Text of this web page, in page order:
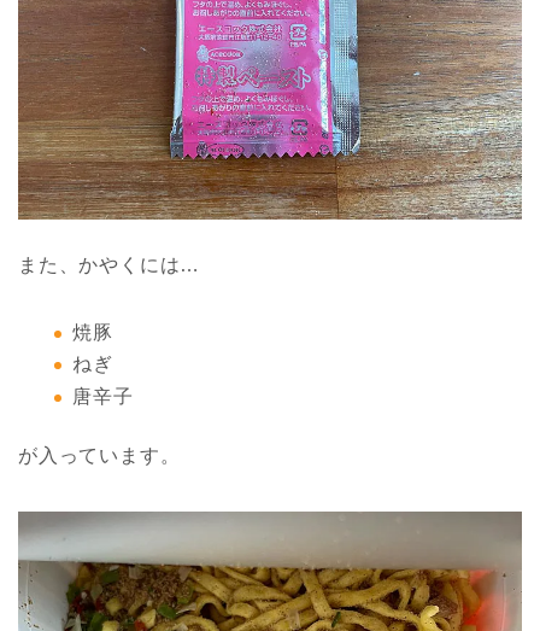
また、かやくには…
焼豚
ねぎ
唐辛子
が入っています。